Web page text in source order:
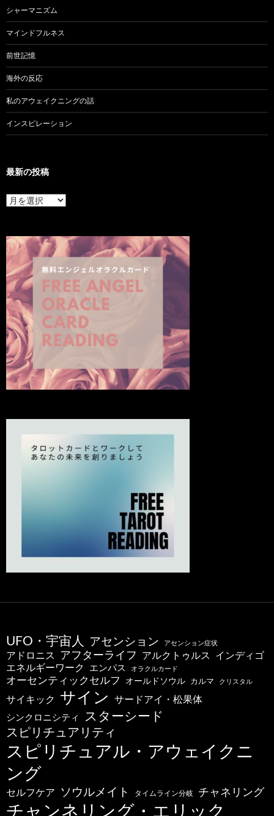
シャーマニズム
マインドフルネス
前世記憶
海外の反応
私のアウェイクニングの話
インスピレーション
最新の投稿
最
新
稿
UFO・宇宙人 アセンション アセンション症状
アドロニス アフターライフ アルクトゥルス インディゴ
エネルギーワーク エンパス オラクルカード
オーセンティックセルフ オールドソウル カルマ クリスタル
サイキック サイン サードアイ・松果体
シンクロニシティ スターシード
スピリチュアリティ
スピリチュアル・アウェイクニ
ング
セルフケア ソウルメイト タイムライン分岐 チャネリング
チャンネリング・エリック